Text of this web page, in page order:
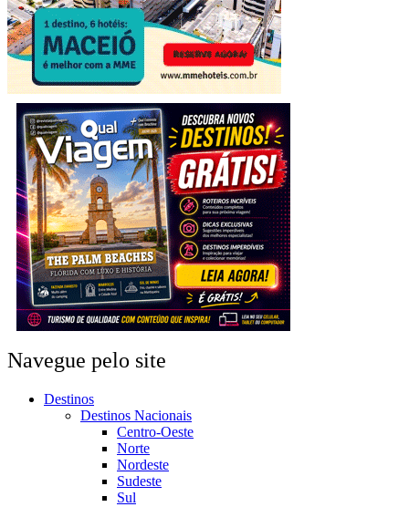
Navegue pelo site
Destinos
Destinos Nacionais
Centro-Oeste
Norte
Nordeste
Sudeste
Sul